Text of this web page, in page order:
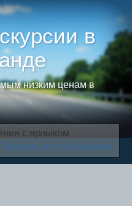
в
низким ценам в
с ярлыком
Показать все сообщения